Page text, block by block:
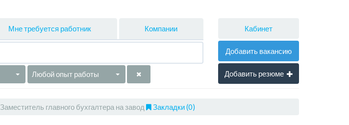
Мне требуется работник Компании
Любой опыт работы
Кабинет
Добавить вакансию
Добавить резюме
Заместитель главного бухгалтера на завод Закладки (0)